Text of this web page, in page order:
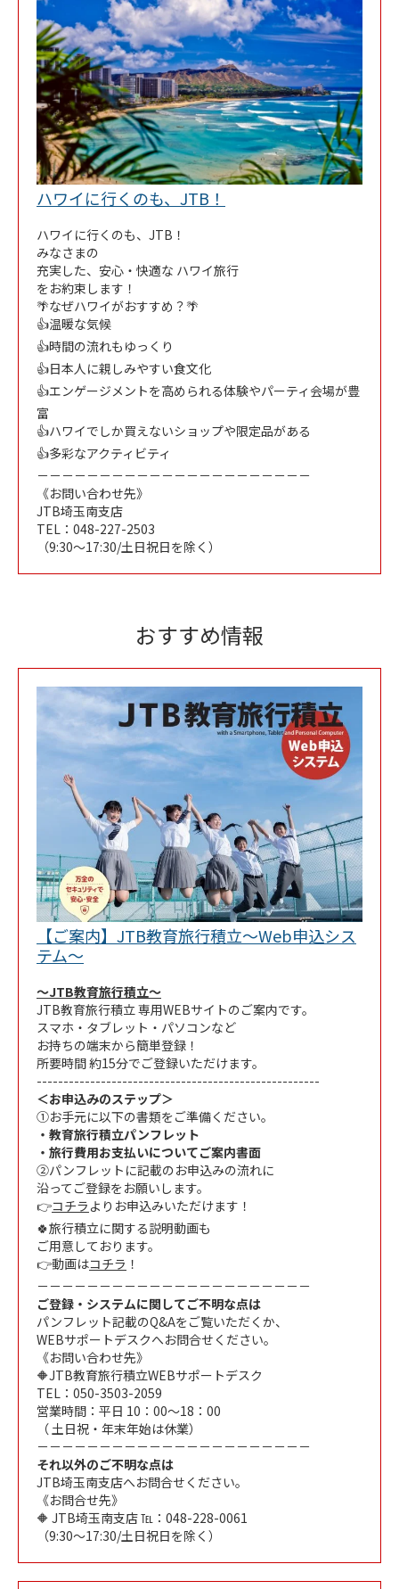
ハワイに行くのも、JTB！
ハワイに行くのも、JTB！
みなさまの
充実した、安心・快適な ハワイ旅行
をお約束します！
🌴なぜハワイがおすすめ？🌴
👍温暖な気候
👍時間の流れもゆっくり
👍日本人に親しみやすい食文化
👍エンゲージメントを高められる体験やパーティ会場が豊
富
👍ハワイでしか買えないショップや限定品がある
👍多彩なアクティビティ
－－－－－－－－－－－－－－－－－－－－－－
《お問い合わせ先》
JTB埼玉南支店
TEL：048-227-2503
（9:30～17:30/土日祝日を除く）
おすすめ情報
【ご案内】JTB教育旅行積立～Web申込シス
テム～
～JTB教育旅行積立～
JTB教育旅行積立 専用WEBサイトのご案内です。
スマホ・タブレット・パソコンなど
お持ちの端末から簡単登録！
所要時間 約15分でご登録いただけます。
-----------------------------------------------------
＜お申込みのステップ＞
①お手元に以下の書類をご準備ください。
・教育旅行積立パンフレット
・旅行費用お支払いについてご案内書面
②パンフレットに記載のお申込みの流れに
沿ってご登録をお願いします。
👉コチラ よりお申込みいただけます！
🍀旅行積立に関する説明動画も
ご用意しております。
👉動画はコチラ ！
－－－－－－－－－－－－－－－－－－－－－－
ご登録・システムに関してご不明な点は
パンフレット記載のQ&Aをご覧いただくか、
WEBサポートデスクへお問合せください。
《お問い合わせ先》
🔶JTB教育旅行積立WEBサポートデスク
TEL：050-3503-2059
営業時間：平日 10：00～18：00
（ 土日祝・年末年始は休業）
－－－－－－－－－－－－－－－－－－－－－－
それ以外のご不明な点は
JTB埼玉南支店へお問合せください。
《お問合せ先》
🔶 JTB埼玉南支店 ℡：048-228-0061
（9:30～17:30/土日祝日を除く）